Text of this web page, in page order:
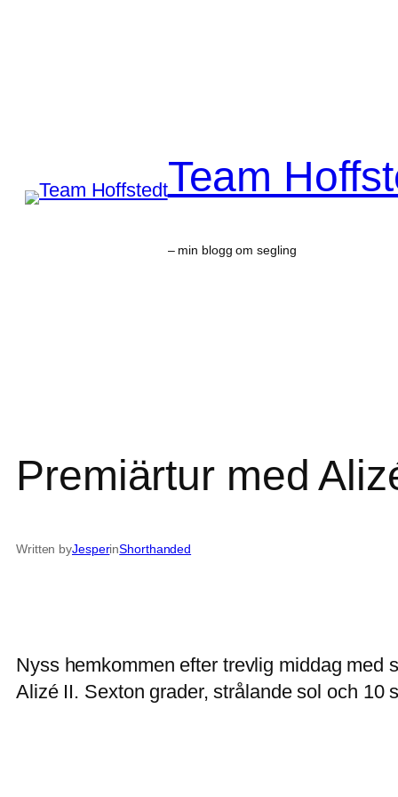
Team
– min blogg om segling
Premiärtur med
Written byJesperinShorthanded
Nyss hemkommen efter trevlig middag med
Alizé II. Sexton grader, strålande sol och 10